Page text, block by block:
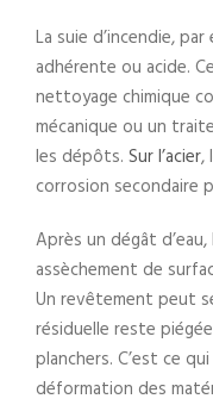
La suie d’incendie,
adhérente ou acide.
nettoyage chimique
mécanique ou un
les dépôts. Sur l’acier,
corrosion secondaire
Après un dégât
assèchement de
Un revêtement peut
résiduelle reste
planchers. C’est ce
déformation des